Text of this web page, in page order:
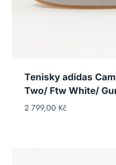
Tenisky adidas
Two/ Ftw White/
2 799,00 Kč